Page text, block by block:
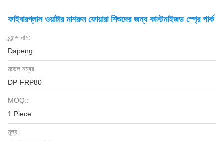
ফাইবারগ্লাস ওয়াটার মাশরুম ফোয়ারা শিশুদের জন্য কাস্টমাইজড স্প্রে পার্ক
ব্র্যান্ড নাম:
Dapeng
মডেল নম্বর:
DP-FRP80
MOQ.:
1 Piece
মূল্য: